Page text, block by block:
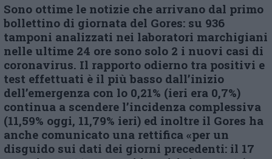
Sono ottime le notizie che arrivano dal primo
bollettino di giornata del Gores: su 936
tamponi analizzati nei laboratori marchigiani
nelle ultime 24 ore sono solo 2 i nuovi casi di
coronavirus. Il rapporto odierno tra positivi e
test effettuati è il più basso dall’inizio
dell’emergenza con lo 0,21% (ieri era 0,7%)
continua a scendere l’incidenza complessiva
(11,59% oggi, 11,79% ieri) ed inoltre il Gores ha
anche comunicato una rettifica «per un
disguido sui dati dei giorni precedenti: il 17